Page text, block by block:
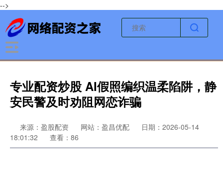
-->
专业配资炒股 AI假照编织温柔陷阱，静
安民警及时劝阻网恋诈骗
来源：盈股配资 网站：盈昌优配
日期：2026-05-14
18:01:32
查看：86